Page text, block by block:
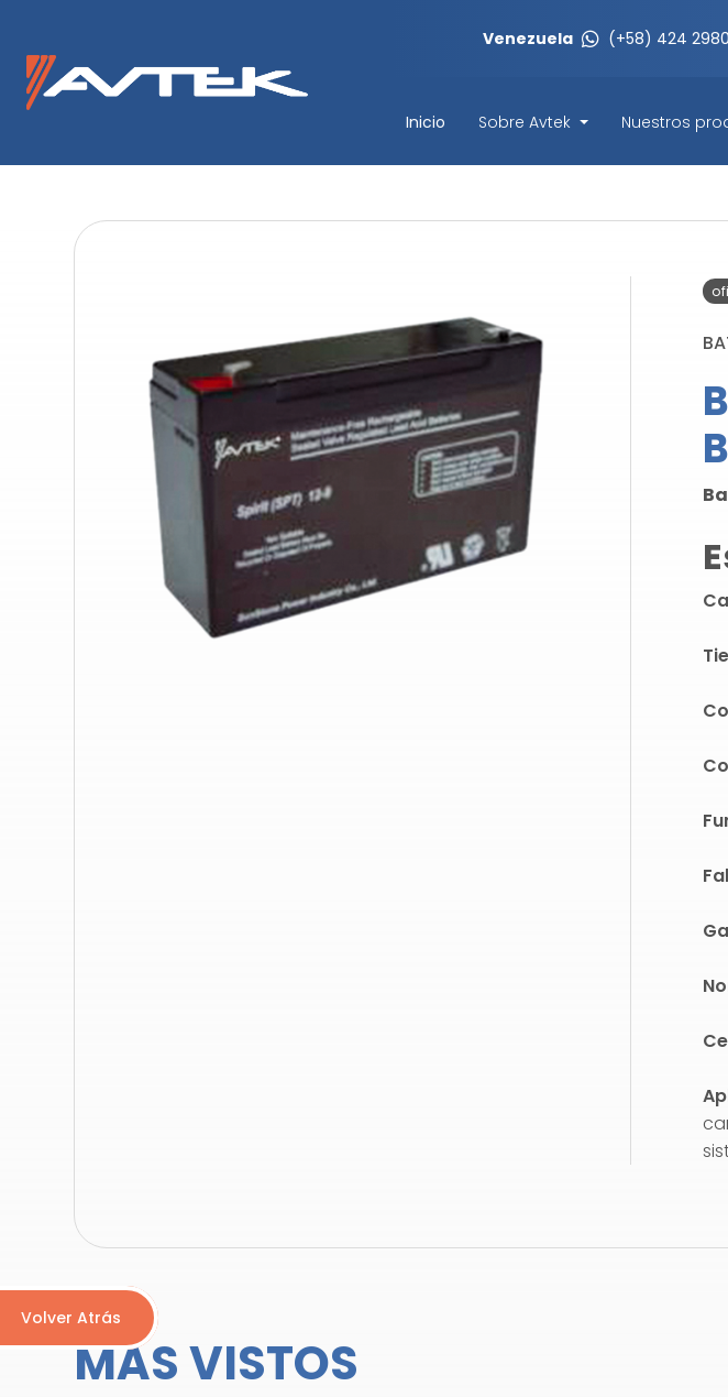
Venezuela (+58) 424
Inicio Sobre Avtek Nuestros
Volver Atrás
MÁS VISTOS